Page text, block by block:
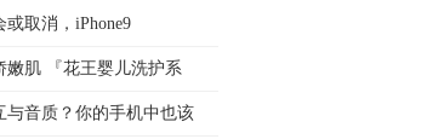
取消，iPhone9
嫩肌 『花王婴儿洗护系
与音质？你的手机中也该